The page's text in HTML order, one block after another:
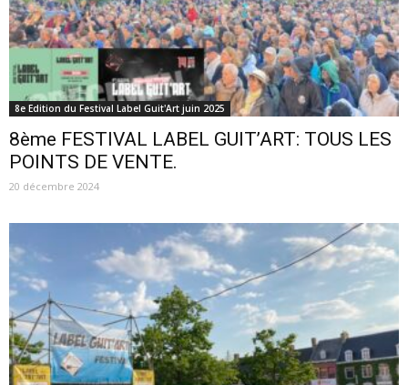
8e Edition du Festival Label Guit'Art juin 2025
8ème FESTIVAL LABEL GUIT’ART: TOUS LES
POINTS DE VENTE.
20 décembre 2024